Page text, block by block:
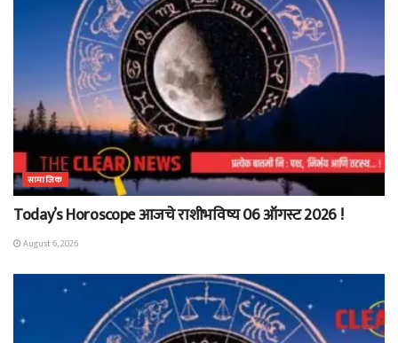
सामाजिक
Today’s Horoscope आजचे राशीभविष्य 06 ऑगस्ट 2026 !
August 6, 2026